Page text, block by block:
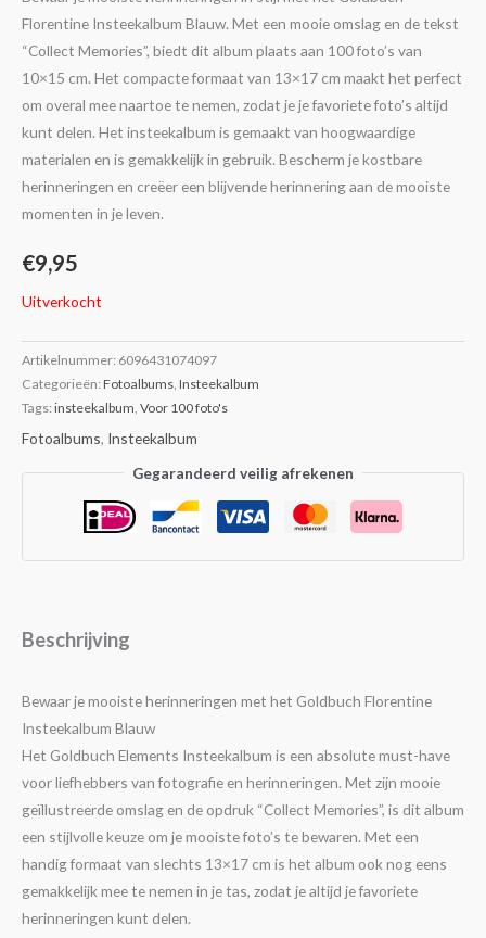
Florentine Insteekalbum Blauw. Met een mooie omslag en de tekst
“Collect Memories”, biedt dit album plaats aan 100 foto’s van
10×15 cm. Het compacte formaat van 13×17 cm maakt het perfect
om overal mee naartoe te nemen, zodat je je favoriete foto’s altijd
kunt delen. Het insteekalbum is gemaakt van hoogwaardige
materialen en is gemakkelijk in gebruik. Bescherm je kostbare
herinneringen en creëer een blijvende herinnering aan de mooiste
momenten in je leven.
€9,95
Uitverkocht
Artikelnummer: 6096431074097
Categorieën: Fotoalbums Insteekalbum
Tags: insteekalbum Voor 100 foto's
Fotoalbums, Insteekalbum
Gegarandeerd veilig afrekenen
Beschrijving
Bewaar je mooiste herinneringen met het Goldbuch Florentine
Insteekalbum Blauw
Het Goldbuch Elements Insteekalbum is een absolute must-have
voor liefhebbers van fotografie en herinneringen. Met zijn mooie
geïllustreerde omslag en de opdruk “Collect Memories”, is dit album
een stijlvolle keuze om je mooiste foto’s te bewaren. Met een
handig formaat van slechts 13×17 cm is het album ook nog eens
gemakkelijk mee te nemen in je tas, zodat je altijd je favoriete
herinneringen kunt delen.